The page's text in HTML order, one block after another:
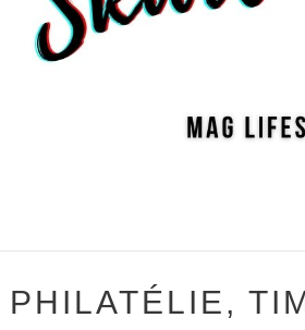
PHILATÉLIE,